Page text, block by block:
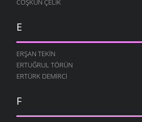
E
ERŞAN TEKIN
ERTUĞRUL TÖRÜN
ERTÜRK DEMIRCI
F